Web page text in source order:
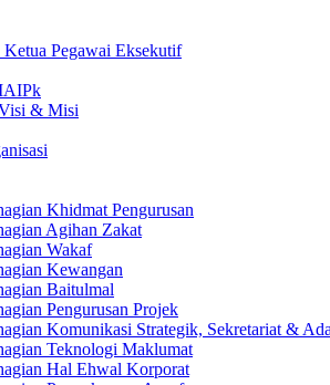
Ketua Pegawai Eksekutif
& Misi
Khidmat Pengurusan
Agihan Zakat
Wakaf
Kewangan
Baitulmal
Pengurusan Projek
Komunikasi Strategik, Sekretariat &
Teknologi Maklumat
Hal Ehwal Korporat